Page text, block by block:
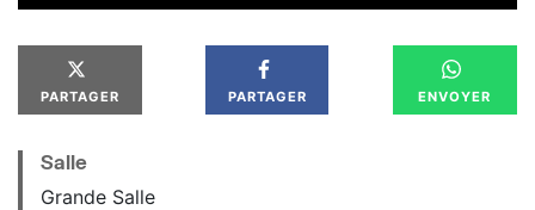
PARTAGER PARTAGER ENVOYER
Salle
Grande Salle